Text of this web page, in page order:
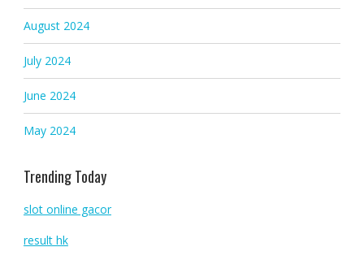
August 2024
July 2024
June 2024
May 2024
Trending Today
slot online gacor
result hk